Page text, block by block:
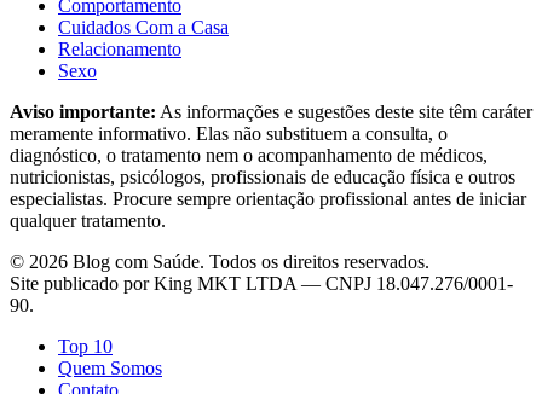
Comportamento
Cuidados Com a Casa
Relacionamento
Sexo
Aviso importante: As informações e sugestões deste site têm caráter
meramente informativo. Elas não substituem a consulta, o
diagnóstico, o tratamento nem o acompanhamento de médicos,
nutricionistas, psicólogos, profissionais de educação física e outros
especialistas. Procure sempre orientação profissional antes de iniciar
qualquer tratamento.
© 2026 Blog com Saúde. Todos os direitos reservados.
Site publicado por King MKT LTDA — CNPJ 18.047.276/0001-
90.
Top 10
Quem Somos